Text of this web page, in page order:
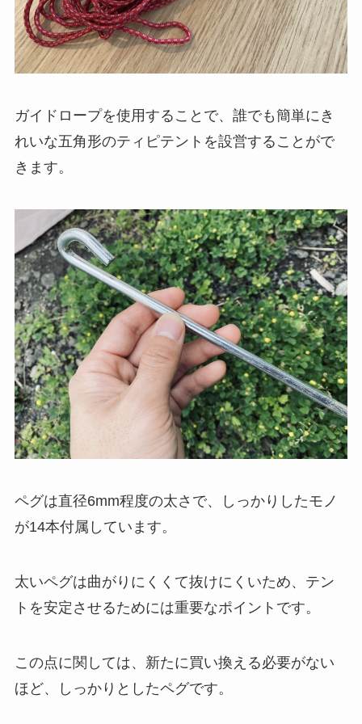
ガイドロープを使用することで、誰でも簡単にき
れいな五角形のティピテントを設営することがで
きます。
ペグは直径6mm程度の太さで、しっかりしたモノ
が14本付属しています。
太いペグは曲がりにくくて抜けにくいため、テン
トを安定させるためには重要なポイントです。
この点に関しては、新たに買い換える必要がない
ほど、しっかりとしたペグです。